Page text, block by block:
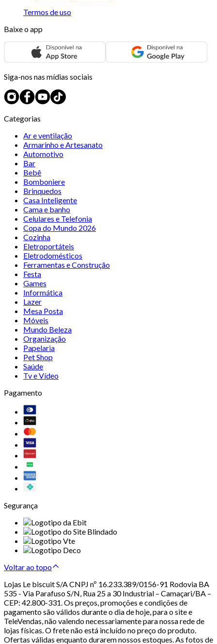
Termos de uso
Baixe o app
Siga-nos nas mídias sociais
Categorias
Ar e ventilação
Armarinho e Artesanato
Automotivo
Bar
Bebê
Bomboniere
Brinquedos
Casa Inteligente
Cama e banho
Celulares e Telefonia
Copa do Mundo 2026
Cozinha
Eletroportáteis
Eletrodomésticos
Ferramentas e Construção
Festa
Games
Informática
Lazer
Mesa Posta
Móveis
Mundo Beleza
Organização
Papelaria
Pet Shop
Saúde
Tv e Vídeo
Pagamento
Segurança
Voltar ao topo
Lojas Le biscuit S/A CNPJ nº 16.233.389/0156-91 Rodovia BA
535 - Via Parafuso S/N, Rua 25 a 30 Industrial – Camaçari/BA –
CEP: 42.800-331. Os preços, promoções e condições de
pagamento são válidos durante o dia de hoje, para o site e
TeleVendas, não valendo necessariamente para nossa rede de
lojas físicas. O frete não está incluído no preço do produto.
Ofertas válidas enquanto durarem nossos estoques. As fotos de